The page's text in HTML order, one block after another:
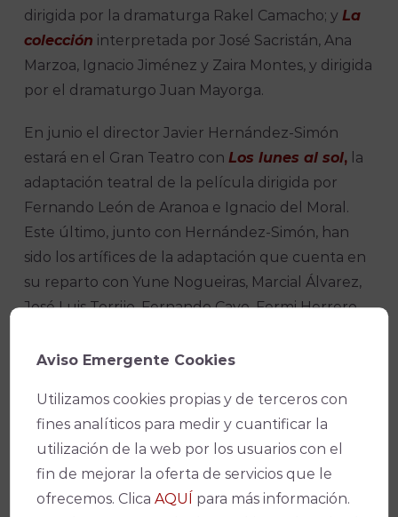
dirigida por la dramaturga Rakel Camacho; y La
colección interpretada por José Sacristán, Ana
Marzoa, Ignacio Jiménez y Zaira Montes, y dirigida
por el dramaturgo Juan Mayorga.
En junio el director Javier Hernández-Simón
estará en el Gran Teatro con Los lunes al sol, la
adaptación teatral de la película dirigida por
Fernando León de Aranoa e Ignacio del Moral.
Este último, junto con Hernández-Simón, han
sido los artífices de la adaptación que cuenta en
su reparto con Yune Nogueiras, Marcial Álvarez,
José Luis Torrijo, Fernando Cayo, Fermi Herrero,
programación prevista desde enero hasta junio
de 2025 en la web del IMAE, así como adquirir las
entradas y la nueva Tarjeta Regalo tanto de
forma online como en taquilla.
Aviso Emergente Cookies
Utilizamos cookies propias y de terceros con
fines analíticos para medir y cuantificar la
utilización de la web por los usuarios con el
fin de mejorar la oferta de servicios que le
ofrecemos. ClicaAQUÍ para más información.